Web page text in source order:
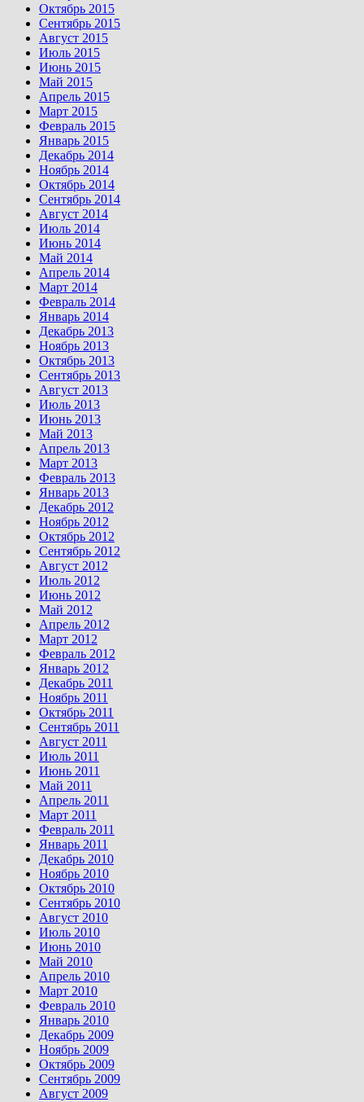
Октябрь 2015
Сентябрь 2015
Август 2015
Июль 2015
Июнь 2015
Май 2015
Апрель 2015
Март 2015
Февраль 2015
Январь 2015
Декабрь 2014
Ноябрь 2014
Октябрь 2014
Сентябрь 2014
Август 2014
Июль 2014
Июнь 2014
Май 2014
Апрель 2014
Март 2014
Февраль 2014
Январь 2014
Декабрь 2013
Ноябрь 2013
Октябрь 2013
Сентябрь 2013
Август 2013
Июль 2013
Июнь 2013
Май 2013
Апрель 2013
Март 2013
Февраль 2013
Январь 2013
Декабрь 2012
Ноябрь 2012
Октябрь 2012
Сентябрь 2012
Август 2012
Июль 2012
Июнь 2012
Май 2012
Апрель 2012
Март 2012
Февраль 2012
Январь 2012
Декабрь 2011
Ноябрь 2011
Октябрь 2011
Сентябрь 2011
Август 2011
Июль 2011
Июнь 2011
Май 2011
Апрель 2011
Март 2011
Февраль 2011
Январь 2011
Декабрь 2010
Ноябрь 2010
Октябрь 2010
Сентябрь 2010
Август 2010
Июль 2010
Июнь 2010
Май 2010
Апрель 2010
Март 2010
Февраль 2010
Январь 2010
Декабрь 2009
Ноябрь 2009
Октябрь 2009
Сентябрь 2009
Август 2009